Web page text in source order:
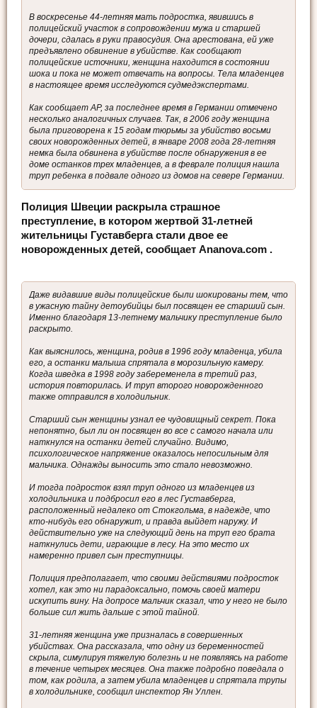
В воскресенье 44-летняя мать подростка, явившись в
полицейский участок в сопровождении мужа и старшей
дочери, сдалась в руки правосудия. Она арестована, ей уже
предъявлено обвинение в убийстве. Как сообщают
полицейские источники, женщина находится в состоянии
шока и пока не может отвечать на вопросы. Тела младенцев
в настоящее время исследуются судмедэкспертами.
Как сообщает AP, за последнее время в Германии отмечено
несколько аналогичных случаев. Так, в 2006 году женщина
была приговорена к 15 годам тюрьмы за убийство восьми
своих новорожденных детей, в январе 2008 года 28-летняя
немка была обвинена в убийстве после обнаружения в ее
доме останков трех младенцев, а в феврале полиция нашла
труп ребенка в подвале одного из домов на севере Германии.
Полиция Швеции раскрыла страшное
преступление, в котором жертвой 31-летней
жительницы Густавберга стали двое ее
новорожденных детей, сообщает Ananova.com .
Даже видавшие виды полицейские были шокированы тем, что
в ужасную тайну детоубийцы был посвящен ее старший сын.
Именно благодаря 13-летнему мальчику преступление было
раскрыто.
Как выяснилось, женщина, родив в 1996 году младенца, убила
его, а останки малыша спрятала в морозильную камеру.
Когда шведка в 1998 году забеременела в третий раз,
история повторилась. И труп второго новорожденного
также отправился в холодильник.
Старший сын женщины узнал ее чудовищный секрет. Пока
непонятно, был ли он посвящен во все с самого начала или
наткнулся на останки детей случайно. Видимо,
психологическое напряжение оказалось непосильным для
мальчика. Однажды выносить это стало невозможно.
И тогда подросток взял труп одного из младенцев из
холодильника и подбросил его в лес Густавберга,
расположенный недалеко от Стокгольма, в надежде, что
кто-нибудь его обнаружит, и правда выйдет наружу. И
действительно уже на следующий день на труп его брата
наткнулись дети, играющие в лесу. На это место их
намеренно привел сын преступницы.
Полиция предполагает, что своими действиями подросток
хотел, как это ни парадоксально, помочь своей матери
искупить вину. На допросе мальчик сказал, что у него не было
больше сил жить дальше с этой тайной.
31-летняя женщина уже призналась в совершенных
убийствах. Она рассказала, что одну из беременностей
скрыла, симулируя тяжелую болезнь и не появляясь на работе
в течение четырех месяцев. Она также подробно поведала о
том, как родила, а затем убила младенцев и спрятала трупы
в холодильнике, сообщил инспектор Ян Уллен.